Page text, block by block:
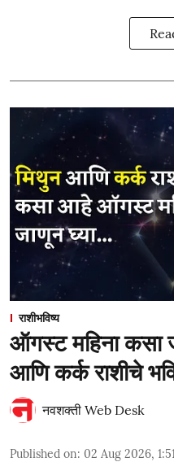
राशीभविष्य
ऑगस्ट महिना कसा
आणि कर्क राशीचे
नवशक्ती Web Desk
Published on: 02 Aug 2026,